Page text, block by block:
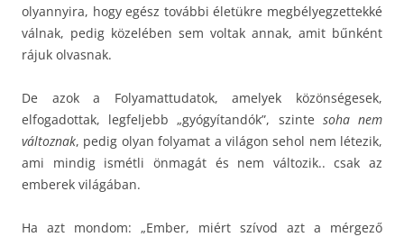
olyannyira, hogy egész további életükre megbélyegzettekké
válnak, pedig közelében sem voltak annak, amit bűnként
rájuk olvasnak.
De azok a Folyamattudatok, amelyek közönségesek,
elfogadottak, legfeljebb „gyógyítandók”, szinte soha nem
változnak, pedig olyan folyamat a világon sehol nem létezik,
ami mindig ismétli önmagát és nem változik.. csak az
emberek világában.
Ha azt mondom: „Ember, miért szívod azt a mérgező